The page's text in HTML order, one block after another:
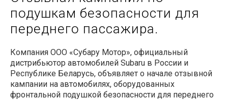
подушкам безопасности для
переднего пассажира.
Компания ООО «Субару Мотор», официальный
дистрибьютор автомобилей Subaru в России и
Республике Беларусь, объявляет о начале отзывной
кампании на автомобилях, оборудованных
фронтальной подушкой безопасности для переднего